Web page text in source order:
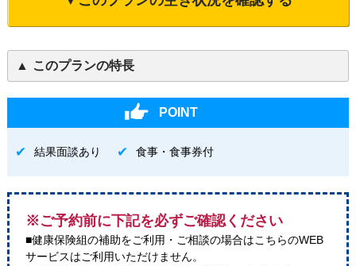
このプランの特長
POINT
結果面談あり 食事・食事券付
※ご予約前に下記を必ずご確認ください
■健康保険組の補助をご利用・ご相談の場合はこちらのWEB
サービスはご利用いただけません。